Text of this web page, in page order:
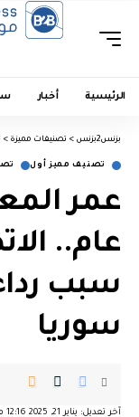
الرئيسية أخبار
بزنس2بزنس > تصنيفات مميزة >
تصنيف مميز أول
عام..
سبب
سوريا
آخر تعديل: يناير 21, 2025 12:16 م